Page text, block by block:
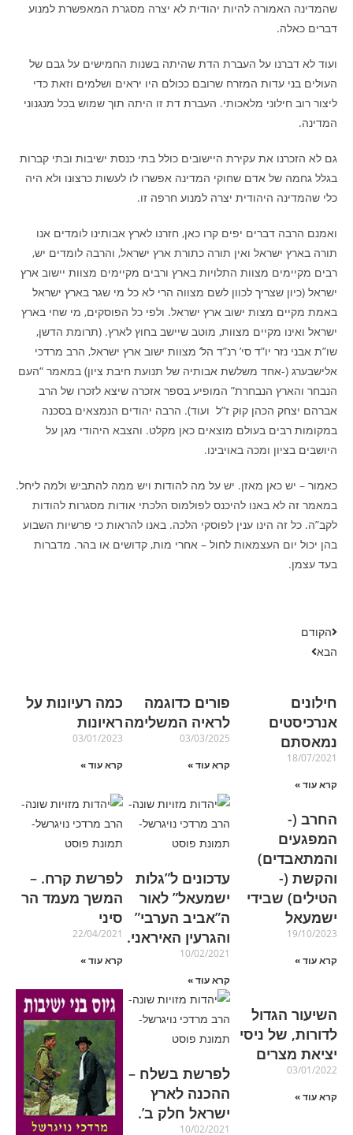
שהמדינה האמורה להיות יהודית לא יצרה מסגרת המאפשרת למנוע
דברים כאלה.
ועוד לא דברנו על העברת הדת שהיתה בשנות החמישים על גבם של
העולים בני עדות המזרח שרובם ככולם היו יראים ושלמים וזאת כדי
ליצור רוב חילוני מלאכותי. העברת דת זו היתה תוך שמוש בכל מנגנוני
המדינה.
גם לא הזכרנו את עקירת היישובים כולל בתי כנסת ישיבות ובתי קברות
בגלל גחמה של אדם שחוקי המדינה אפשרו לו לעשות כרצונו ולא היה
כלי שהמדינה היהודית יצרה למנוע חרפה זו.
ואמנם הרבה דברים יפים קרו כאן, חזרנו לארץ אבותינו לומדים אנו
תורה בארץ ישראל ואין תורה כתורת ארץ ישראל, והרבה לומדים יש,
רבים מקיימים מצוות התלויות בארץ ורבים מקיימים מצוות יישוב ארץ
ישראל (כיון שצריך לכוון לשם מצווה הרי לא כל מי שגר בארץ ישראל
באמת מקיים מצות ישוב ארץ ישראל. ולפי כל הפוסקים, מי שחי בארץ
ישראל ואינו מקיים מצוות, מוטב שיישב בחוץ לארץ. (תרומת הדשן,
שו”ת אבני נזר יו”ד סי’ רנ”ד הל’ מצוות ישוב ארץ ישראל, הרב מרדכי
אלישבערג (-אחד משלשת אבותיה של תנועת חיבת ציון) במאמר “העם
הנבחר והארץ הנבחרת” המופיע בספר אזכרה שיצא לזכרו של הרב
אברהם יצחק הכהן קוק ז”ל ועוד). הרבה יהודים הנמצאים בסכנה
במקומות רבים בעולם מוצאים כאן מקלט. והצבא היהודי מגן על
היושבים בציון ומכה באויבינו.
כאמור – יש כאן מאזן. יש על מה להודות ויש ממה להתביש ולמה ליחל.
במאמר זה לא באנו להיכנס לפולמוס הלכתי אודות מסגרות להודות
לקב”ה. כל זה הינו ענין לפוסקי הלכה. באנו להראות כי פרשיות השבוע
בהן יכול יום העצמאות לחול – אחרי מות, קדושים או בהר. מדברות
בעד עצמן.
הקודם
הבא
חילונים
אנרכיסטים
נמאסתם
18/07/2021
קרא עוד »
פורים כדוגמה
לראיה המשלימה
03/03/2025
קרא עוד »
כמה רעיונות על
ראיונות
03/01/2023
קרא עוד »
החרב (-
המפגעים
והמתאבדים)
והקשת (-
הטילים) שבידי
ישמעאל
19/10/2023
קרא עוד »
עדכונים ל”גלות
ישמעאל” לאור
ה”אביב הערבי”
והגרעין האיראני.
10/02/2021
קרא עוד »
לפרשת קרח. –
המשך מעמד הר
סיני
22/04/2021
קרא עוד »
השיעור הגדול
לדורות, של ניסי
יציאת מצרים
03/01/2022
קרא עוד »
לפרשת בשלח –
ההכנה לארץ
ישראל חלק ב’.
10/02/2021